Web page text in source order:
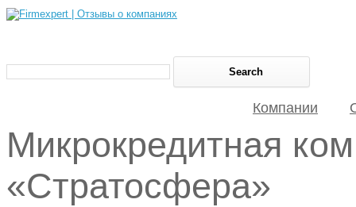
Компании
Микрокредитная
«Стратосфера»